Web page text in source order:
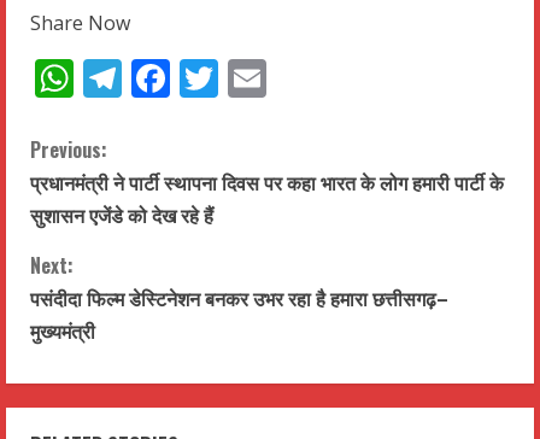
Share Now
WhatsApp
Telegram
Facebook
Twitter
C
o
n
t
i
n
Previous:
प्रधानमंत्री ने पार्टी स्थापना दिवस पर कहा भारत के लोग हमारी पार्टी के
सुशासन एजेंडे को देख रहे हैं
Next:
पसंदीदा फिल्म डेस्टिनेशन बनकर उभर रहा है हमारा छत्तीसगढ़–
मुख्यमंत्री